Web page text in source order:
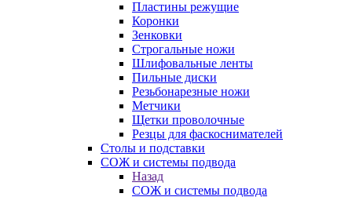
Пластины режущие
Коронки
Зенковки
Строгальные ножи
Шлифовальные ленты
Пильные диски
Резьбонарезные ножи
Метчики
Щетки проволочные
Резцы для фаскоснимателей
Столы и подставки
СОЖ и системы подвода
Назад
СОЖ и системы подвода